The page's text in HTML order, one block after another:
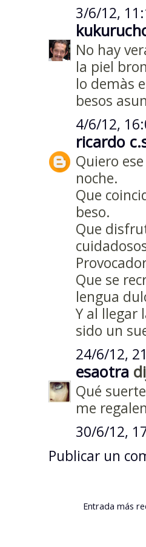
3/6/12,
No hay
la piel
lo demàs
besos
4/6/12,
ricardo
Quiero
noche.
Que
beso.
Que
Que se
lengua
Y al llegar
sido un
24/6/12,
esaotra
Qué
me
30/6/12,
Publicar un
Entrada más